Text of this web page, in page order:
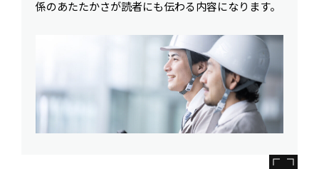
係のあたたかさが読者にも伝わる内容になります。